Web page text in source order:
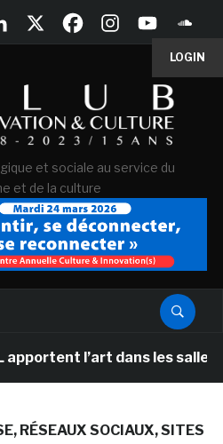
LOGIN
et sociale au service du
et de la culture
l’art dans les salles de
RÉSEAUX SOCIAUX SITES